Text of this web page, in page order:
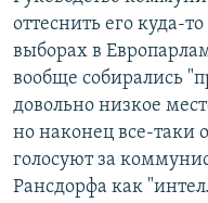
оттеснить его куда-
выборах в
вообще собирались
довольно низкое
но наконец все-таки
голосуют за
Рансдорфа как